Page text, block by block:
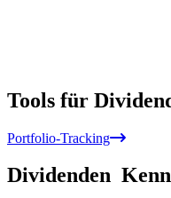
Tools für
Portfolio-Tracking
Dividenden